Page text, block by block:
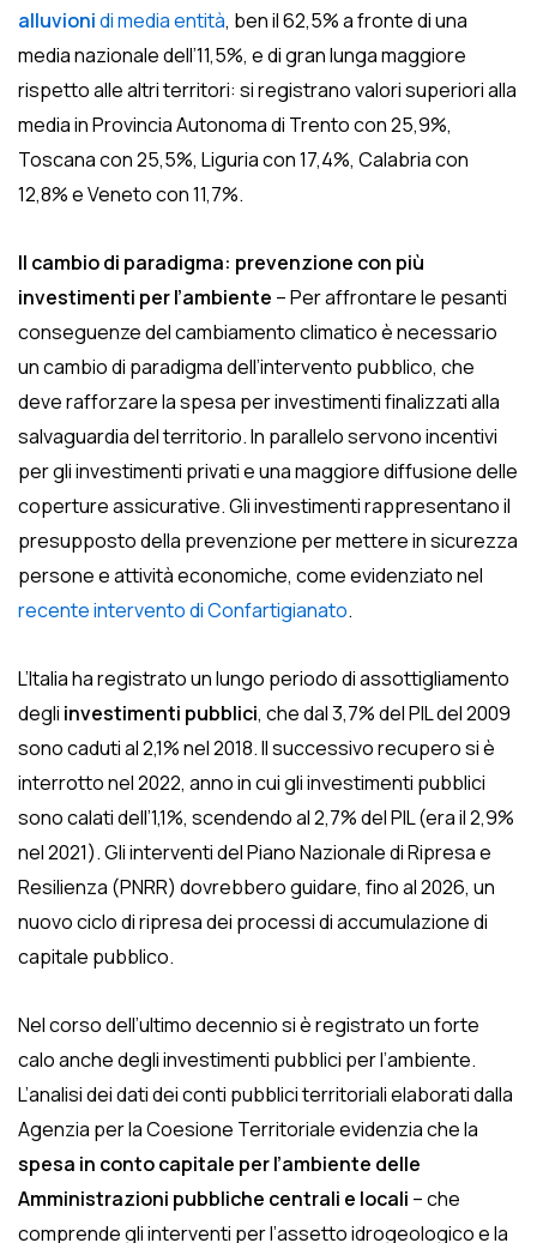
alluvionidi media entità, ben il 62,5% a fronte di una
media nazionale dell’11,5%, e di gran lunga maggiore
rispetto alle altri territori: si registrano valori superiori alla
media in Provincia Autonoma di Trento con 25,9%,
Toscana con 25,5%, Liguria con 17,4%, Calabria con
12,8% e Veneto con 11,7%.
Il cambio di paradigma: prevenzione con più
investimenti per l’ambiente – Per affrontare le pesanti
conseguenze del cambiamento climatico è necessario
un cambio di paradigma dell’intervento pubblico, che
deve rafforzare la spesa per investimenti finalizzati alla
salvaguardia del territorio. In parallelo servono incentivi
per gli investimenti privati e una maggiore diffusione delle
coperture assicurative. Gli investimenti rappresentano il
presupposto della prevenzione per mettere in sicurezza
persone e attività economiche, come evidenziato nel
recente intervento di Confartigianato.
L’Italia ha registrato un lungo periodo di assottigliamento
degli investimenti pubblici, che dal 3,7% del PIL del 2009
sono caduti al 2,1% nel 2018. Il successivo recupero si è
interrotto nel 2022, anno in cui gli investimenti pubblici
sono calati dell’1,1%, scendendo al 2,7% del PIL (era il 2,9%
nel 2021). Gli interventi del Piano Nazionale di Ripresa e
Resilienza (PNRR) dovrebbero guidare, fino al 2026, un
nuovo ciclo di ripresa dei processi di accumulazione di
capitale pubblico.
Nel corso dell’ultimo decennio si è registrato un forte
calo anche degli investimenti pubblici per l’ambiente.
L’analisi dei dati dei conti pubblici territoriali elaborati dalla
Agenzia per la Coesione Territoriale evidenzia che la
spesa in conto capitale per l’ambiente delle
Amministrazioni pubbliche centrali e locali – che
comprende gli interventi per l’assetto idrogeologico e la